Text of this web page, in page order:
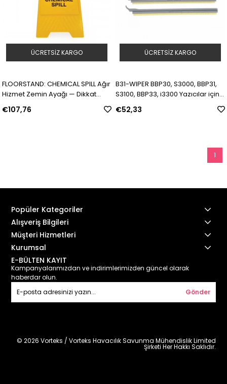
FLOORSTAND: CHEMICAL SPILL Ağır
Hizmet Zemin Ayağı — Dikkat
kimyasal döküntü | Model:
256704 | SKU: Y5649465
€107,76
ÜCRETSIZ KARGO
B31-WIPER BBP30, S3000, BBP31,
S3100, BBP33, i3300 Yazıcılar için
Etiket Silici 5’li Paket | Model:
142114 | SKU: Y1223636
€52,33
ÜCRETSIZ KARGO
1
Popüler Kategoriler
Alışveriş Bilgileri
Müşteri Hizmetleri
Kurumsal
E-BÜLTEN KAYIT
Kampanyalarımızdan ve indirimlerimizden güncel olarak
haberdar olun.
Gönder
© 2026 Vorteks / Vorteks Havacılık Savunma Mühendislik Limited
Şirketi Her Hakkı Saklıdır.